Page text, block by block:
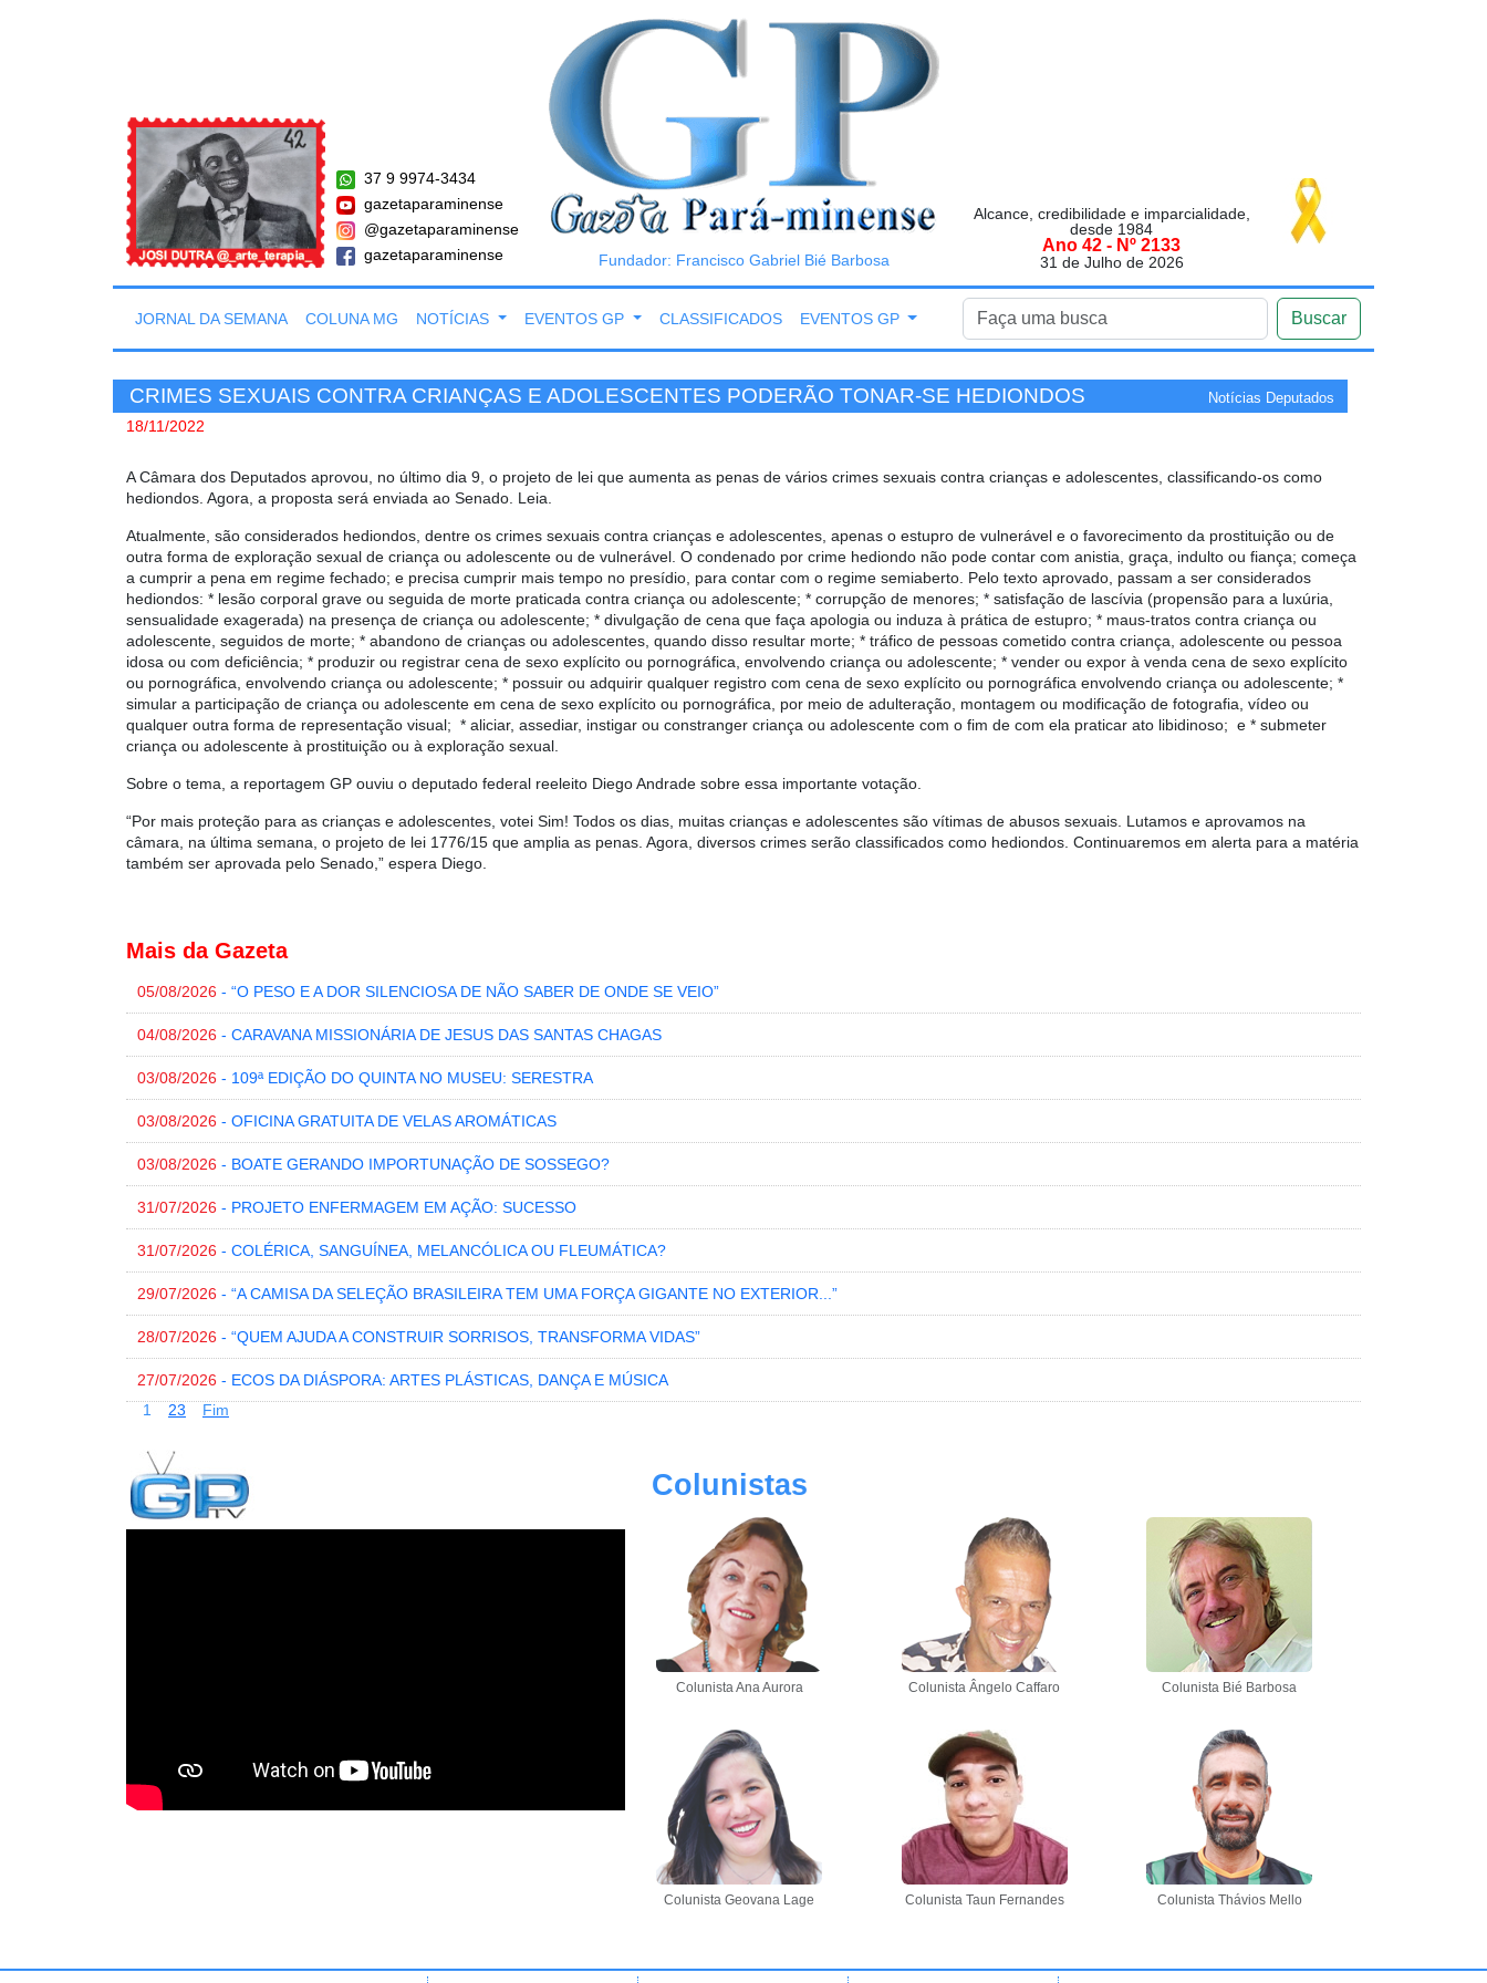
37 9 9974-3434
gazetaparaminense
@gazetaparaminense
gazetaparaminense
Fundador: Francisco Gabriel Bié Barbosa
Alcance, credibilidade e imparcialidade,
desde 1984
Ano 42 - Nº 2133
31 de Julho de 2026
JORNAL DA SEMANA COLUNA MG NOTÍCIAS EVENTOS GP CLASSIFICADOS EVENTOS GP Buscar
CRIMES SEXUAIS CONTRA CRIANÇAS E ADOLESCENTES PODERÃO TONAR-SE HEDIONDOS Notícias Deputados
18/11/2022
A Câmara dos Deputados aprovou, no último dia 9, o projeto de lei que aumenta as penas de vários crimes sexuais contra crianças e adolescentes, classificando-os como
hediondos. Agora, a proposta será enviada ao Senado. Leia.
Atualmente, são considerados hediondos, dentre os crimes sexuais contra crianças e adolescentes, apenas o estupro de vulnerável e o favorecimento da prostituição ou de
outra forma de exploração sexual de criança ou adolescente ou de vulnerável. O condenado por crime hediondo não pode contar com anistia, graça, indulto ou fiança; começa
a cumprir a pena em regime fechado; e precisa cumprir mais tempo no presídio, para contar com o regime semiaberto. Pelo texto aprovado, passam a ser considerados
hediondos: * lesão corporal grave ou seguida de morte praticada contra criança ou adolescente; * corrupção de menores; * satisfação de lascívia (propensão para a luxúria,
sensualidade exagerada) na presença de criança ou adolescente; * divulgação de cena que faça apologia ou induza à prática de estupro; * maus-tratos contra criança ou
adolescente, seguidos de morte; * abandono de crianças ou adolescentes, quando disso resultar morte; * tráfico de pessoas cometido contra criança, adolescente ou pessoa
idosa ou com deficiência; * produzir ou registrar cena de sexo explícito ou pornográfica, envolvendo criança ou adolescente; * vender ou expor à venda cena de sexo explícito
ou pornográfica, envolvendo criança ou adolescente; * possuir ou adquirir qualquer registro com cena de sexo explícito ou pornográfica envolvendo criança ou adolescente; *
simular a participação de criança ou adolescente em cena de sexo explícito ou pornográfica, por meio de adulteração, montagem ou modificação de fotografia, vídeo ou
qualquer outra forma de representação visual; * aliciar, assediar, instigar ou constranger criança ou adolescente com o fim de com ela praticar ato libidinoso; e * submeter
criança ou adolescente à prostituição ou à exploração sexual.
Sobre o tema, a reportagem GP ouviu o deputado federal reeleito Diego Andrade sobre essa importante votação.
“Por mais proteção para as crianças e adolescentes, votei Sim! Todos os dias, muitas crianças e adolescentes são vítimas de abusos sexuais. Lutamos e aprovamos na
câmara, na última semana, o projeto de lei 1776/15 que amplia as penas. Agora, diversos crimes serão classificados como hediondos. Continuaremos em alerta para a matéria
também ser aprovada pelo Senado,” espera Diego.
Mais da Gazeta
05/08/2026 - “O PESO E A DOR SILENCIOSA DE NÃO SABER DE ONDE SE VEIO”
04/08/2026 - CARAVANA MISSIONÁRIA DE JESUS DAS SANTAS CHAGAS
03/08/2026 - 109ª EDIÇÃO DO QUINTA NO MUSEU: SERESTRA
03/08/2026 - OFICINA GRATUITA DE VELAS AROMÁTICAS
03/08/2026 - BOATE GERANDO IMPORTUNAÇÃO DE SOSSEGO?
31/07/2026 - PROJETO ENFERMAGEM EM AÇÃO: SUCESSO
31/07/2026 - COLÉRICA, SANGUÍNEA, MELANCÓLICA OU FLEUMÁTICA?
29/07/2026 - “A CAMISA DA SELEÇÃO BRASILEIRA TEM UMA FORÇA GIGANTE NO EXTERIOR...”
28/07/2026 - “QUEM AJUDA A CONSTRUIR SORRISOS, TRANSFORMA VIDAS”
27/07/2026 - ECOS DA DIÁSPORA: ARTES PLÁSTICAS, DANÇA E MÚSICA
1
23 Fim
Colunistas
Colunista Ana Aurora Colunista Ângelo Caffaro Colunista Bié Barbosa
Colunista Geovana Lage Colunista Taun Fernandes Colunista Thávios Mello